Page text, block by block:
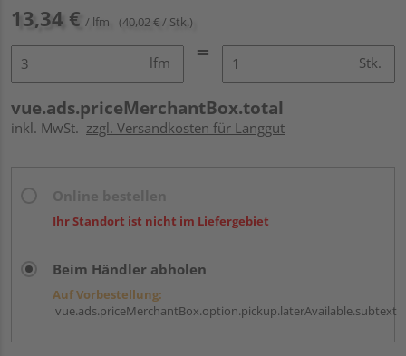
13,34 € / lfm (40,02 € / Stk.)
lfm Stk.
vue.ads.priceMerchantBox.total
inkl. MwSt. zzgl. Versandkosten für Langgut
Ihr Standort ist nicht im Liefergebiet
Beim Händler abholen
Auf Vorbestellung:
vue.ads.priceMerchantBox.option.pickup.laterAvailable.subtext